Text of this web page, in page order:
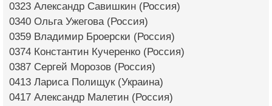
0323 Александр Савишкин (Россия)
0340 Ольга Ужегова (Россия)
0359 Владимир Броерски (Россия)
0374 Константин Кучеренко (Россия)
0387 Сергей Морозов (Россия)
0413 Лариса Полищук (Украина)
0417 Александр Малетин (Россия)